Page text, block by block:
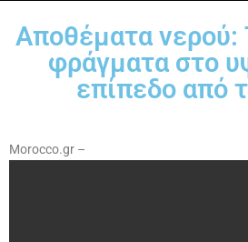
Αποθέματα νερού:
φράγματα στο
επίπεδο από
Morocco.gr –